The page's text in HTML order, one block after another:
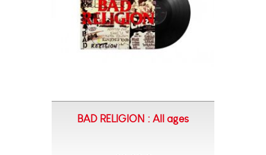
BAD RELIGION : All ages